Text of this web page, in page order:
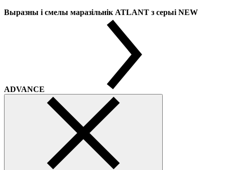
Выразны і смелы маразільнік ATLANT з серыі NEW
ADVANCE